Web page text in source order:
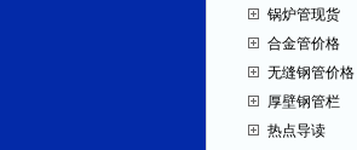
锅炉管现货
合金管价格
无缝钢管价格
厚壁钢管栏
热点导读